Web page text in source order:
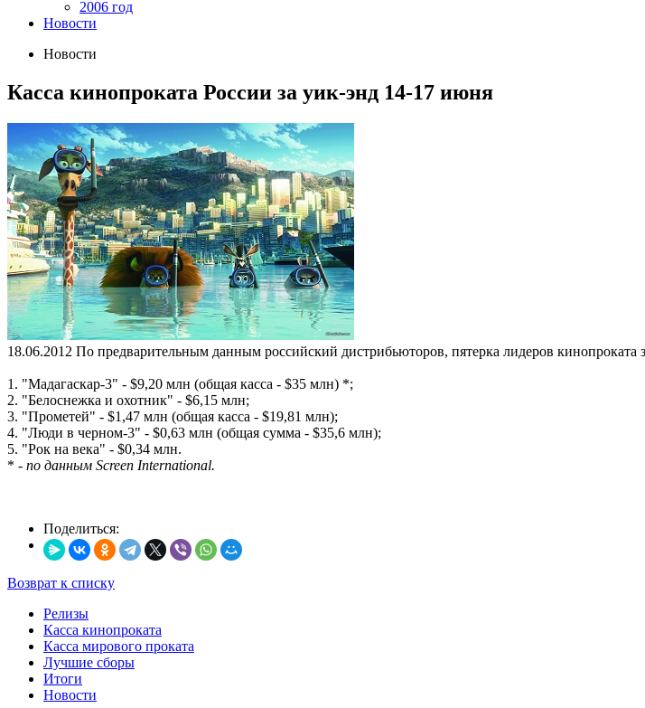
2006 год
Новости
Новости
Касса кинопроката России за уик-энд 14-17 июня
18.06.2012 По предварительным данным российский дистрибьюторов, пятерка лидеров кинопроката
1. "Мадагаскар-3" - $9,20 млн (общая касса - $35 млн) *;
2. "Белоснежка и охотник" - $6,15 млн;
3. "Прометей" - $1,47 млн (общая касса - $19,81 млн);
4. "Люди в черном-3" - $0,63 млн (общая сумма - $35,6 млн);
5. "Рок на века" - $0,34 млн.
* - по данным Screen International.
Поделиться:
Возврат к списку
Релизы
Касса кинопроката
Касса мирового проката
Лучшие сборы
Итоги
Новости